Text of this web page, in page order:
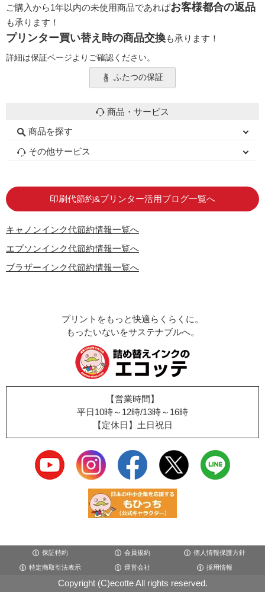
ご購入から1年以内の未使用商品であればお客様都合の返品
も承ります！
プリンター買い替え時の商品交換も承ります！
詳細は保証ページよりご確認ください。
ふたつの保証
商品・サービス
商品を探す
初心者用セット
キャノンインク
エプソンインク
ブラザーインク
詰め替えインク
互換インクボトル
互換インクカートリッジ
再生インクカートリッジ
トナーカートリッジ
その他サービス
印刷代節約&プリンター活用ブログ一覧へ
キャノンインク代節約情報一覧へ
エプソンインク代節約情報一覧へ
ブラザーインク代節約情報一覧へ
プリントをもっと快適らくらくに。
もったいないをサステナブルへ。
【営業時間】
平日10時～12時/13時～16時
【定休日】土日祝日
保証特約 会員規約 個人情報保護方針
特定商取引法表示 運営会社 採用情報
Copyright (C)ecotte All rights reserved.